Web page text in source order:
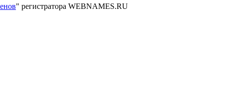
" регистратора WEBNAMES.RU